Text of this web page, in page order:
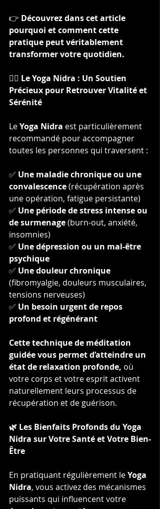
👉 Découvrez dans cet article
pourquoi et comment cette
pratique peut véritablement
transformer votre quotidien.
🧘‍♂️ Le Yoga Nidra : Un Soutien
Précieux pour Retrouver Vitalité et
Sérénité
Le Yoga Nidra est particulièrement
recommandé pour accompagner
toutes les personnes qui traversent :
✅ Une maladie chronique ou une
convalescence (récupération après
une opération, fatigue persistante)
✅ Une période de stress intense ou
de surmenage (burn-out, anxiété,
insomnies)
✅ Une dépression ou un mal-être
psychique
✅ Une douleur chronique
(fibromyalgie, douleurs musculaires,
tensions nerveuses)
✅ Un besoin urgent de repos
profond et régénérant
Cette technique de méditation
guidée vous permet d’atteindre un
état de relaxation profonde, où
votre corps et votre esprit activent
naturellement leurs processus de
récupération et de guérison.
🌿 Les Bienfaits Profonds du Yoga
Nidra sur Votre Santé et Votre Bien-
Être
En pratiquant régulièrement le Yoga
Nidra, vous activez des mécanismes
puissants qui influencent votre